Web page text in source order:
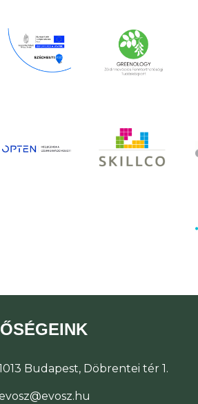
Budapest, Döbrentei tér 1.